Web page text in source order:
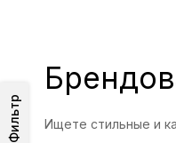
Фильтр Ищете стильные и